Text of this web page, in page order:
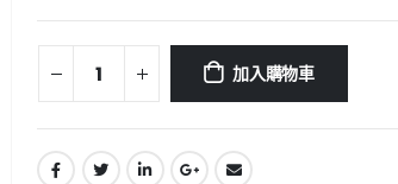
加入購物車